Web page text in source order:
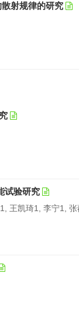
射规律的研究
试验研究
王凯琦1, 李宁1, 张